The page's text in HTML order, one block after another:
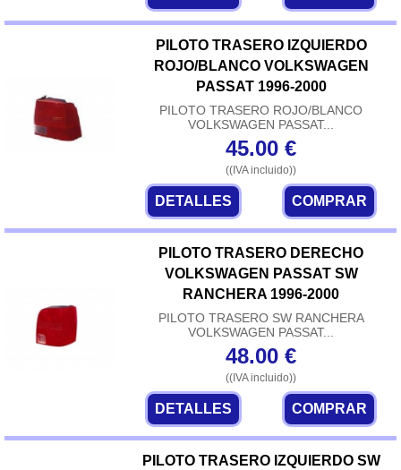
PILOTO TRASERO IZQUIERDO
ROJO/BLANCO VOLKSWAGEN
PASSAT 1996-2000
PILOTO TRASERO ROJO/BLANCO
VOLKSWAGEN PASSAT...
45.00 €
((IVA incluido))
DETALLES COMPRAR
PILOTO TRASERO DERECHO
VOLKSWAGEN PASSAT SW
RANCHERA 1996-2000
PILOTO TRASERO SW RANCHERA
VOLKSWAGEN PASSAT...
48.00 €
((IVA incluido))
DETALLES COMPRAR
PILOTO TRASERO IZQUIERDO SW